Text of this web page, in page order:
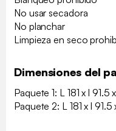
No usar secadora
No planchar
Limpieza en seco
Dimensiones del
Paquete 1: L 181 x l
Paquete 2: L 181 x l